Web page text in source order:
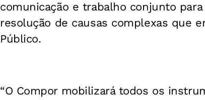
comunicação e trabalho conjunto
resolução de causas complexas que
Público.
“O Compor mobilizará todos os